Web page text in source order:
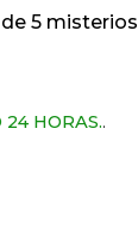
5 misterios
HORAS..